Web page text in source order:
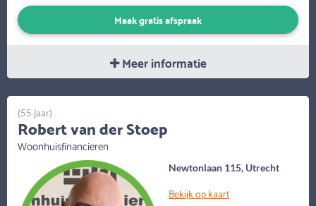
Maak gratis afspraak
Meer informatie
Newtonlaan 115, Utrecht
Bekijk op kaart
(55 jaar)
Robert van der Stoep
Woonhuisfinancieren